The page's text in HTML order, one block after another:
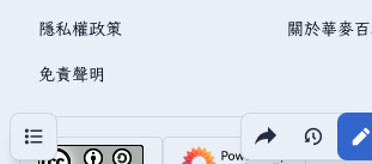
分享此頁面
視圖
目次
隱私權政策 關於華麥
免責聲明